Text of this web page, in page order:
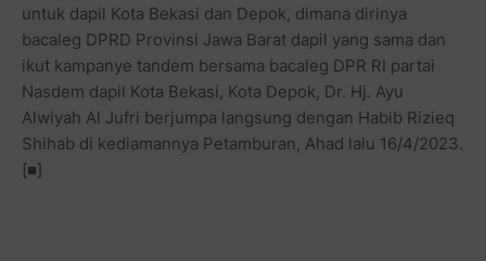
untuk dapil Kota Bekasi dan Depok, dimana dirinya
bacaleg DPRD Provinsi Jawa Barat dapil yang sama dan
ikut kampanye tandem bersama bacaleg DPR RI partai
Nasdem dapil Kota Bekasi, Kota Depok, Dr. Hj. Ayu
Alwiyah Al Jufri berjumpa langsung dengan Habib Rizieq
Shihab di kediamannya Petamburan, Ahad lalu 16/4/2023.
[■]